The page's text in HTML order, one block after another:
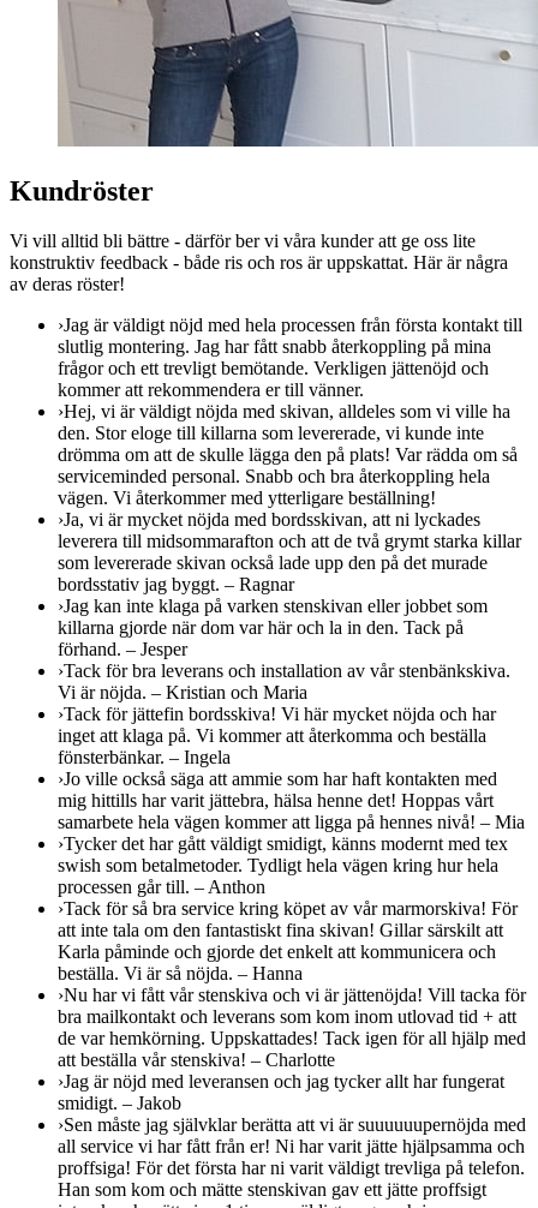
Kundröster
Vi vill alltid bli bättre - därför ber vi våra kunder att ge oss lite
konstruktiv feedback - både ris och ros är uppskattat. Här är några
av deras röster!
›Jag är väldigt nöjd med hela processen från första kontakt till
slutlig montering. Jag har fått snabb återkoppling på mina
frågor och ett trevligt bemötande. Verkligen jättenöjd och
kommer att rekommendera er till vänner.
›Hej, vi är väldigt nöjda med skivan, alldeles som vi ville ha
den. Stor eloge till killarna som levererade, vi kunde inte
drömma om att de skulle lägga den på plats! Var rädda om så
serviceminded personal. Snabb och bra återkoppling hela
vägen. Vi återkommer med ytterligare beställning!
›Ja, vi är mycket nöjda med bordsskivan, att ni lyckades
leverera till midsommarafton och att de två grymt starka killar
som levererade skivan också lade upp den på det murade
bordsstativ jag byggt. – Ragnar
›Jag kan inte klaga på varken stenskivan eller jobbet som
killarna gjorde när dom var här och la in den. Tack på
förhand. – Jesper
›Tack för bra leverans och installation av vår stenbänkskiva.
Vi är nöjda. – Kristian och Maria
›Tack för jättefin bordsskiva! Vi här mycket nöjda och har
inget att klaga på. Vi kommer att återkomma och beställa
fönsterbänkar. – Ingela
›Jo ville också säga att ammie som har haft kontakten med
mig hittills har varit jättebra, hälsa henne det! Hoppas vårt
samarbete hela vägen kommer att ligga på hennes nivå! – Mia
›Tycker det har gått väldigt smidigt, känns modernt med tex
swish som betalmetoder. Tydligt hela vägen kring hur hela
processen går till. – Anthon
›Tack för så bra service kring köpet av vår marmorskiva! För
att inte tala om den fantastiskt fina skivan! Gillar särskilt att
Karla påminde och gjorde det enkelt att kommunicera och
beställa. Vi är så nöjda. – Hanna
›Nu har vi fått vår stenskiva och vi är jättenöjda! Vill tacka för
bra mailkontakt och leverans som kom inom utlovad tid + att
de var hemkörning. Uppskattades! Tack igen för all hjälp med
att beställa vår stenskiva! – Charlotte
›Jag är nöjd med leveransen och jag tycker allt har fungerat
smidigt. – Jakob
›Sen måste jag självklar berätta att vi är suuuuuupernöjda med
all service vi har fått från er! Ni har varit jätte hjälpsamma och
proffsiga! För det första har ni varit väldigt trevliga på telefon.
Han som kom och mätte stenskivan gav ett jätte proffsigt